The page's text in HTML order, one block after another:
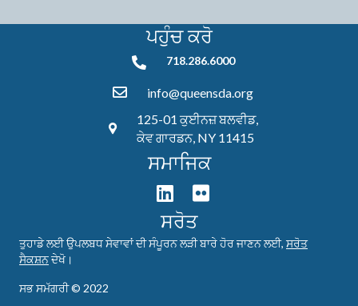
ਪਹੁੰਚ ਕਰੋ
718.286.6000718.286.6000
info@queensda.org
125-01 ਕੁਈਨਜ਼ ਬਲਵੀਡ,
ਕੇਵ ਗਾਰਡਨ, NY 11415
ਸਮਾਜਿਕ
ਸਰੋਤ
ਤੁਹਾਡੇ ਲਈ ਉਪਲਬਧ ਸੇਵਾਵਾਂ ਦੀ ਸੰਪੂਰਨ ਲੜੀ ਬਾਰੇ ਹੋਰ ਜਾਣਨ ਲਈ, ਸਰੋਤ
ਸੈਕਸ਼ਨਦੇਖੋ।
ਸਭ ਸਮੱਗਰੀ © 2022